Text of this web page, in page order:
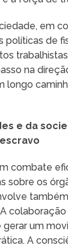
em
políticas de
na
longo
e da
combate
sobre os
um
A